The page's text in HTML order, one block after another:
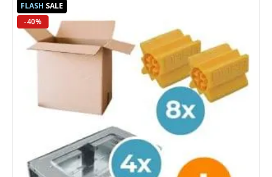
FLASH SALE
-40%